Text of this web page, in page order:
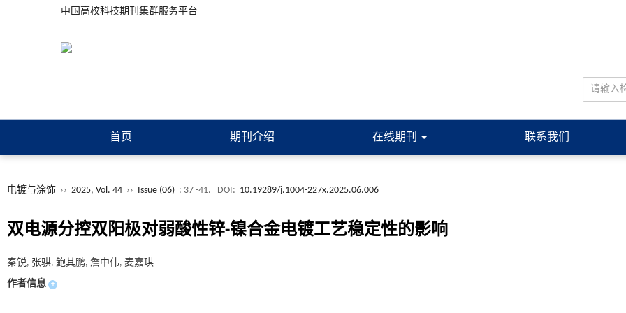
中国高校科技期刊集群服务平台
首页 期刊介绍 在线期刊 联系我们
电镀与涂饰 ›› 2025, Vol. 44 ›› Issue (06) : 37 -41. DOI: 10.19289/j.1004-227x.2025.06.006
双电源分控双阳极对弱酸性锌-镍合金电镀工艺稳定性的影响
秦锐, 张骐, 鲍其鹏, 詹中伟, 麦嘉琪
作者信息 +